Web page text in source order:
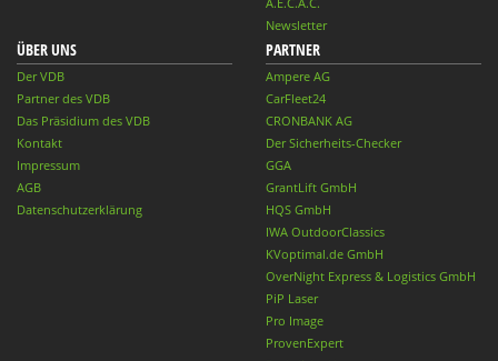
Newsletter
ÜBER UNS
Der VDB
Partner des VDB
Das Präsidium des VDB
Kontakt
Impressum
AGB
Datenschutzerklärung
PARTNER
Ampere AG
CarFleet24
CRONBANK AG
Der Sicherheits-Checker
GGA
GrantLift GmbH
HQS GmbH
IWA OutdoorClassics
KVoptimal.de GmbH
OverNight Express & Logistics GmbH
PiP Laser
Pro Image
ProvenExpert